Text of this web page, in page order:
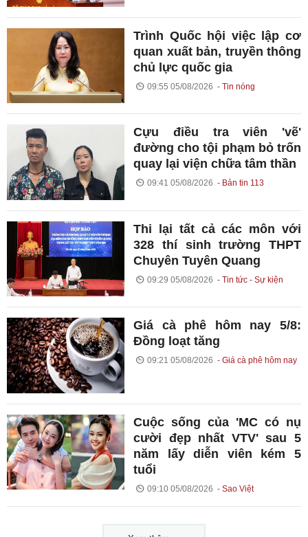
Trình Quốc hội việc lập cơ
quan xuất bản, truyền thông
chủ lực quốc gia
09:55 05/08/2026 Tin nóng
Cựu điều tra viên 'vẽ'
đường cho tội phạm bỏ trốn
quay lại viện chữa tâm thần
09:41 05/08/2026 Bản tin 113
Thi lại tất cả các môn với
328 thí sinh trường THPT
Chuyên Tuyên Quang
09:29 05/08/2026 Tin tức - Sự kiện
Giá cà phê hôm nay 5/8:
Đồng loạt tăng
09:21 05/08/2026 Giá cà phê hôm nay
Cuộc sống của 'MC có nụ
cười đẹp nhất VTV' sau 5
năm lấy diễn viên kém 5
tuổi
09:10 05/08/2026 Sao Việt